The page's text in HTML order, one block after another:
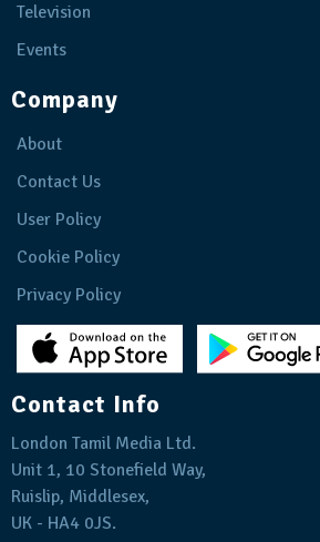
Television
Events
Company
About
Contact Us
User Policy
Cookie Policy
Privacy Policy
Contact Info
London Tamil Media Ltd.
Unit 1, 10 Stonefield Way,
Ruislip, Middlesex,
UK - HA4 0JS.